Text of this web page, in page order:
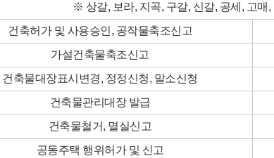
※ 상갈, 보라, 지곡, 구갈, 신갈, 공세, 고매
건축허가 및 사용승인, 공작물축조신고
가설건축물축조신고
건축물대장표시변경, 정정신청, 말소신청
건축물관리대장 발급
건축물철거, 멸실신고
공동주택 행위허가 및 신고